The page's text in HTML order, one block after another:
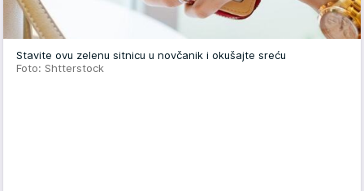
Stavite ovu zelenu sitnicu u novčanik i okušajte sreću
Foto: Shtterstock